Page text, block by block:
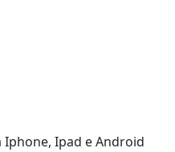
Ipad e Android